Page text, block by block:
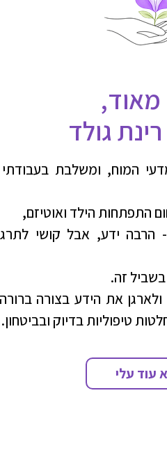
מאוד,
גולד
המוח, ומשלבת בעבודתי
התפתחות הילד ואוטיזם,
הרבה ידע, אבל קושי
זה.
את הידע בצורה
טיפוליות בדיוק ובביטחון.
עוד עלי